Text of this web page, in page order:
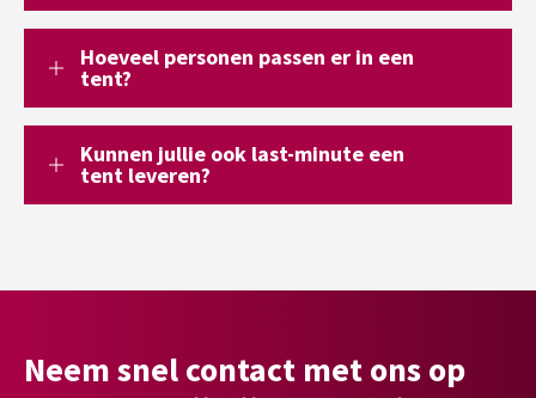
Hoeveel personen passen er in een
tent?
Kunnen jullie ook last-minute een
tent leveren?
Neem snel contact met ons op